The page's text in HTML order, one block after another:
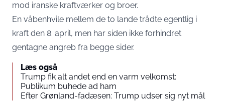
mod iranske kraftværker og broer.
En våbenhvile mellem de to lande trådte egentlig i
kraft den 8. april, men har siden ikke forhindret
gentagne angreb fra begge sider.
Læs også
Trump fik alt andet end en varm velkomst:
Publikum buhede ad ham
Efter Grønland-fadæsen: Trump udser sig nyt mål